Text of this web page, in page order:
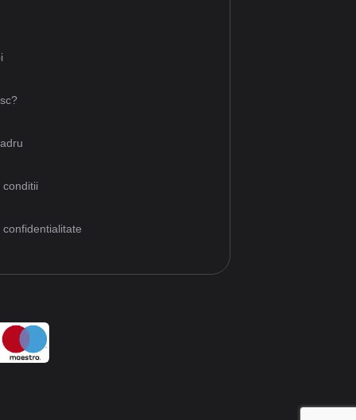
conditii
confidentialitate